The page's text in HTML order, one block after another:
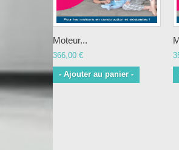
Moteur...
366,00 €
- Ajouter au panier -